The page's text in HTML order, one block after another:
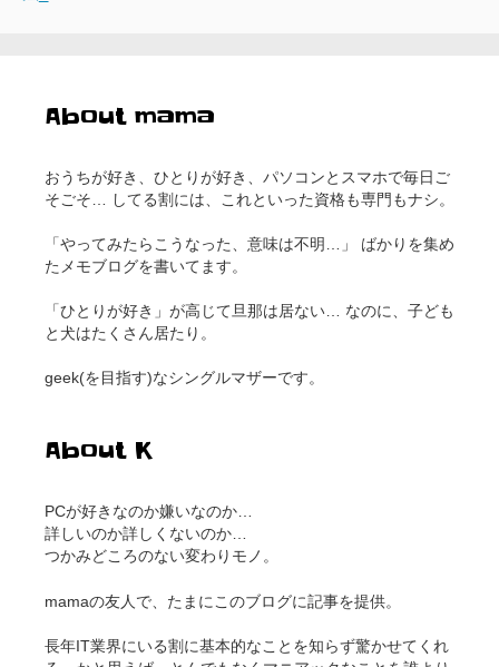
About mama
おうちが好き、ひとりが好き、パソコンとスマホで毎日ご
そごそ… してる割には、これといった資格も専門もナシ。
「やってみたらこうなった、意味は不明…」 ばかりを集め
たメモブログを書いてます。
「ひとりが好き」が高じて旦那は居ない… なのに、子ども
と犬はたくさん居たり。
geek(を目指す)なシングルマザーです。
About K
PCが好きなのか嫌いなのか…
詳しいのか詳しくないのか…
つかみどころのない変わりモノ。
mamaの友人で、たまにこのブログに記事を提供。
長年IT業界にいる割に基本的なことを知らず驚かせてくれ